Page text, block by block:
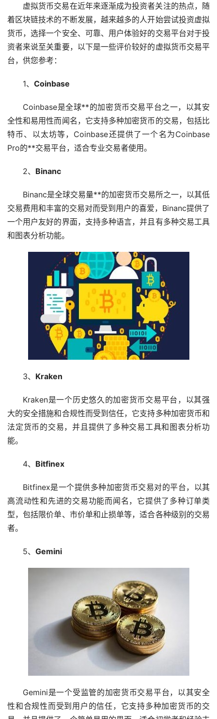
虚拟货币交易在近年来逐渐成为投资者关注的热点，随
着区块链技术的不断发展，越来越多的人开始尝试投资虚拟
货币，选择一个安全、可靠、用户体验好的交易平台对于投
资者来说至关重要，以下是一些评价较好的虚拟货币交易平
台，供您参考：
1、 Coinbase
Coinbase是全球**的加密货币交易平台之一，以其安
全性和易用性而闻名，它支持多种加密货币的交易，包括比
特币、 以太坊等，Coinbase还提供了一个名为Coinbase
Pro的**交易平台，适合专业交易者使用。
2、 Binanc
Binanc是全球交易量**的加密货币交易所之一，以其低
交易费用和丰富的交易对而受到用户的喜爱，Binanc提供了
一个用户友好的界面，支持多种语言，并且有多种交易工具
和图表分析功能。
3、 Kraken
Kraken是一个历史悠久的加密货币交易平台，以其强
大的安全措施和合规性而受到信任，它支持多种加密货币和
法定货币的交易，并且提供了多种交易工具和图表分析功
能。
4、 Bitfinex
Bitfinex是一个提供多种加密货币交易对的平台，以其
高流动性和先进的交易功能而闻名，它提供了多种订单类
型，包括限价单、市价单和止损单等，适合各种级别的交易
者。
5、 Gemini
Gemini是一个受监管的加密货币交易平台，以其安全
性和合规性而受到用户的信任，它支持多种加密货币的交